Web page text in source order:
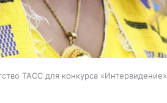
ТАСС для конкурса «Интервидение»